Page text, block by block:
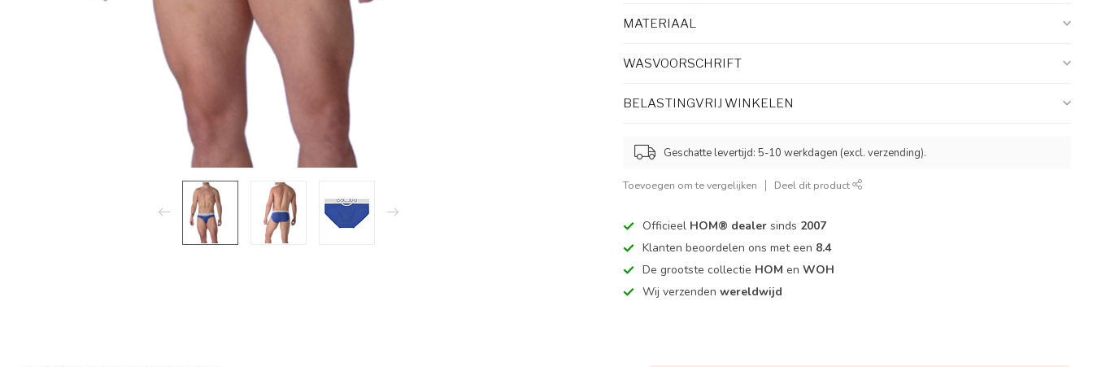
MATERIAAL
WASVOORSCHRIFT
BELASTINGVRIJ WINKELEN
Geschatte levertijd: 5-10 werkdagen (excl. verzending).
Toevoegen om te vergelijken Deel dit product
Officieel HOM® dealer sinds 2007
Klanten beoordelen ons met een 8.4
De grootste collectie HOM enWOH
Wij verzendenwereldwijd